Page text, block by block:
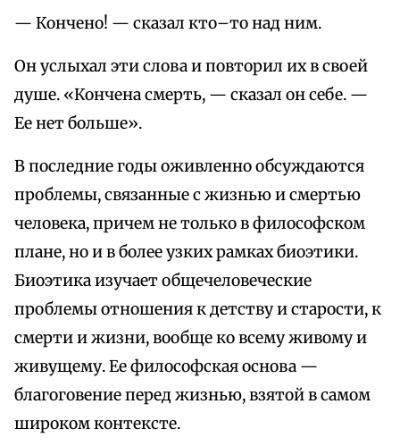
— Кончено! — сказал кто–то над ним.
Он услыхал эти слова и повторил их в своей
душе. «Кончена смерть, — сказал он себе. —
Ее нет больше».
В последние годы оживленно обсуждаются
проблемы, связанные с жизнью и смертью
человека, причем не только в философском
плане, но и в более узких рамках биоэтики.
Биоэтика изучает общечеловеческие
проблемы отношения к детству и старости, к
смерти и жизни, вообще ко всему живому и
живущему. Ее философская основа —
благоговение перед жизнью, взятой в самом
широком контексте.